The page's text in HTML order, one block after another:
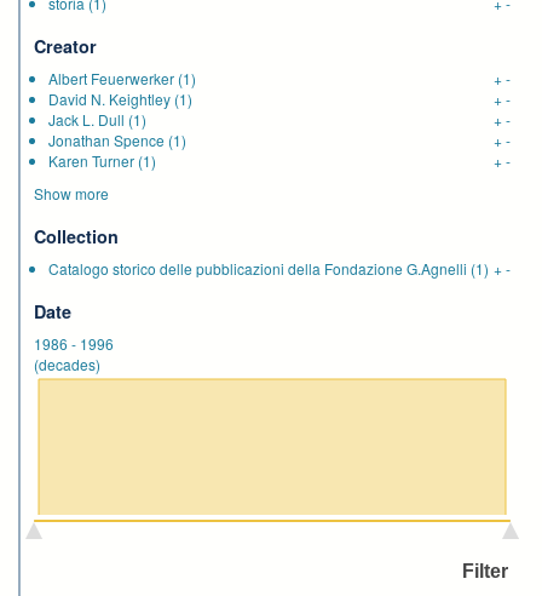
Creator
Albert Feuerwerker (1) +-
David N. Keightley (1) +-
Jack L. Dull (1) +-
Jonathan Spence (1) +-
Karen Turner (1) +-
Show more
Collection
Catalogo storico delle pubblicazioni della Fondazione G.Agnelli (1) +-
Date
1986 - 1996
(decades)